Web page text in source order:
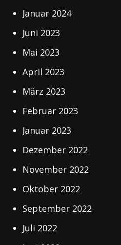
Januar 2024
Juni 2023
Mai 2023
April 2023
März 2023
Februar 2023
Januar 2023
Dezember 2022
November 2022
Oktober 2022
September 2022
Juli 2022